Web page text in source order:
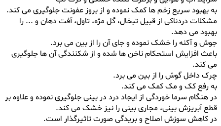
به بهبود سریع زخم ها کمک نموده و از بروز عفونت جلوگیری می کند.
مشکلات دردناکی از قبیل تبخال، گل مژه، تاول، آفت دهان و ... را
بهبود می دهد.
جوش و آکنه را خشک نموده و جای آن را از بین می برد.
باعث افزایش استحکام ناخن ها شده و از شکنندگی آن ها جلوگیری
می کند.
چرک داخل گوش را از بین می برد.
به رفع کک و مک کمک می کند.
در هنگام سرما خوردگی از ایجاد درد در بینی جلوگیری نموده و علاوه بر
قطع آبریزش بینی، مجاری بینی را نیز خشک می کند.
در کاهش سوزش اصلاح و بریدگی صورت تاثیرگذار است.